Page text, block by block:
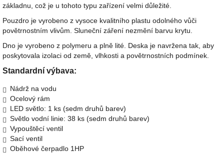
základnu, což je u tohoto typu zařízení velmi důležité.
Pouzdro je vyrobeno z vysoce kvalitního plastu odolného vůči
povětrnostním vlivům. Sluneční záření nezmění barvu krytu.
Dno je vyrobeno z polymeru a plně lité. Deska je navržena tak, aby
poskytovala izolaci od země, vlhkosti a povětrnostních podmínek.
Standardní výbava:
Nádrž na vodu
Ocelový rám
LED světlo: 1 ks (sedm druhů barev)
Světlo vodní linie: 38 ks (sedm druhů barev)
Vypouštěcí ventil
Sací ventil
Oběhové čerpadlo 1HP